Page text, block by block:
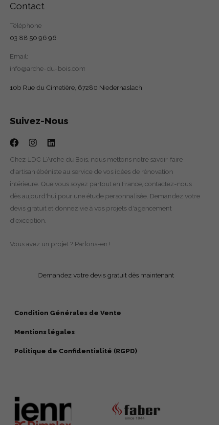
Contact
Téléphone
03 88 50 96 96
Email:
info@arche-du-bois.com
10b Rue du Cimetière, 67280 Niederhaslach
Suivez-Nous
Chez LDC L’Arche du Bois, nous mettons notre savoir-faire
d'artisan ébéniste au service de vos idées de rénovation
intérieure. Que vous soyez partout en France, contactez-nous
dès aujourd'hui pour une étude personnalisée. Demandez votre
devis gratuit et donnez vie à vos projets d'agencement
d'exception.
Vous avez un projet ? Parlons-en !
Demandez votre devis gratuit dès maintenant
Condition Générales de Vente
Mentions légales
Politique de Confidentialité (RGPD)